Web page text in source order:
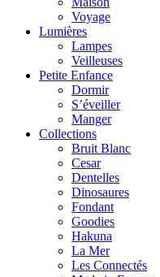
Voyage
Lumières
Lampes
Veilleuses
Petite Enfance
Dormir
S’éveiller
Manger
Collections
Bruit Blanc
Cesar
Dentelles
Dinosaures
Fondant
Goodies
Hakuna
La Mer
Les Connectés